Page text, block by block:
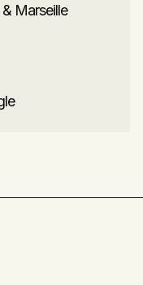
Marseille